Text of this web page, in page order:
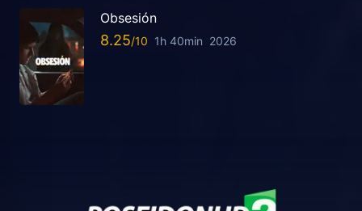
Obsesión
8.25 1h 40min 2026